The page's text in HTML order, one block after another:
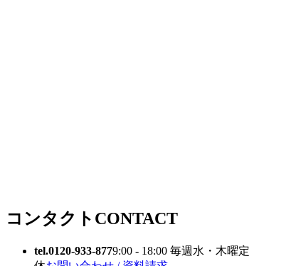
コンタクト CONTACT
tel.0120-933-8779:00 - 18:00 毎週水・木曜定